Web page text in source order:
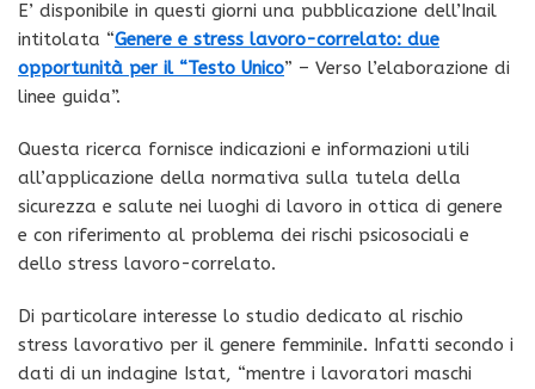
E’ disponibile in questi giorni una pubblicazione dell’Inail
intitolata “Genere e stress lavoro-correlato: due
opportunità per il “Testo Unico” – Verso l’elaborazione di
linee guida”.
Questa ricerca fornisce indicazioni e informazioni utili
all’applicazione della normativa sulla tutela della
sicurezza e salute nei luoghi di lavoro in ottica di genere
e con riferimento al problema dei rischi psicosociali e
dello stress lavoro-correlato.
Di particolare interesse lo studio dedicato al rischio
stress lavorativo per il genere femminile. Infatti secondo i
dati di un indagine Istat, “mentre i lavoratori maschi